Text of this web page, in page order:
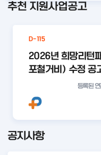
추천 지원사업공고
D-115
2026년 희망리턴
포철거비) 수정 공
등록된
I공지사항